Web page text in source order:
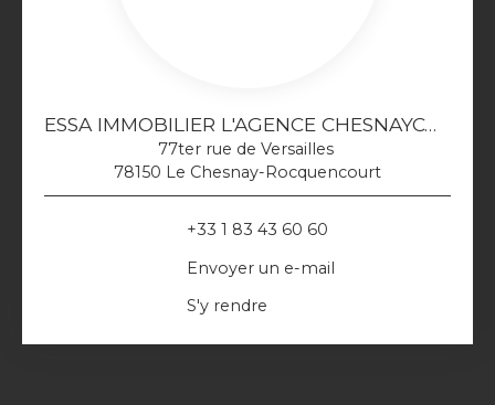
ESSA IMMOBILIER L'AGENCE CHESNAYCOURTOISE
77ter rue de Versailles
78150 Le Chesnay-Rocquencourt
+33 1 83 43 60 60
Envoyer un e-mail
S'y rendre